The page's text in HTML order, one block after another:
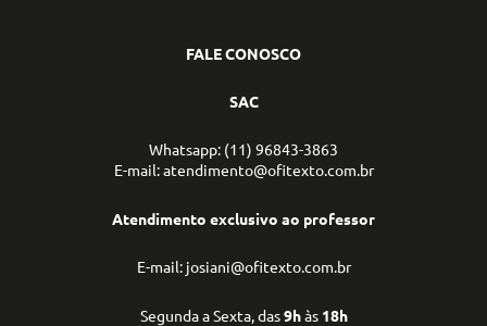
FALE CONOSCO
SAC
Whatsapp: (11) 96843-3863
E-mail: atendimento@ofitexto.com.br
Atendimento exclusivo ao professor
E-mail: josiani@ofitexto.com.br
Segunda a Sexta, das9hàs 18h